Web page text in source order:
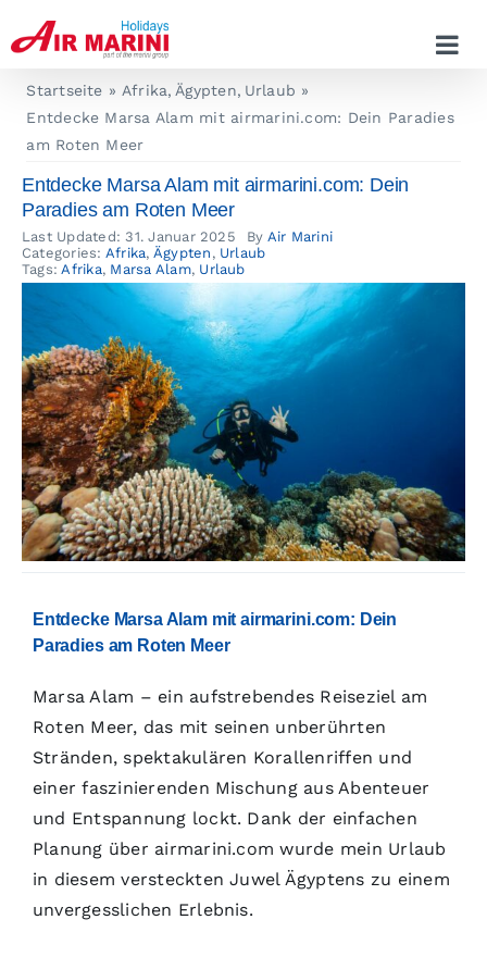
Inhalt
Startseite Afrika Ägypten Urlaub
Entdecke Marsa Alam mit airmarini.com: Dein Paradies
am Roten Meer
Entdecke Marsa Alam mit airmarini.com: Dein
Paradies am Roten Meer
Last Updated: 31. Januar 2025 By Air Marini
Categories: Afrika, Ägypten , Urlaub
Tags:Afrika, Marsa Alam, Urlaub
Entdecke Marsa Alam mit airmarini.com: Dein
Paradies am Roten Meer
Marsa Alam – ein aufstrebendes Reiseziel am
Roten Meer, das mit seinen unberührten
Stränden, spektakulären Korallenriffen und
einer faszinierenden Mischung aus Abenteuer
und Entspannung lockt. Dank der einfachen
Planung über airmarini.com wurde mein Urlaub
in diesem versteckten Juwel Ägyptens zu einem
unvergesslichen Erlebnis.